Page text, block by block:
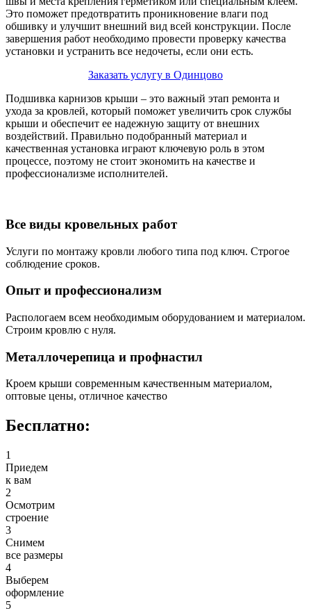
Это поможет предотвратить проникновение влаги под
обшивку и улучшит внешний вид всей конструкции. После
завершения работ необходимо провести проверку качества
установки и устранить все недочеты, если они есть.
Заказать услугу в Одинцово
Подшивка карнизов крыши – это важный этап ремонта и
ухода за кровлей, который поможет увеличить срок службы
крыши и обеспечит ее надежную защиту от внешних
воздействий. Правильно подобранный материал и
качественная установка играют ключевую роль в этом
процессе, поэтому не стоит экономить на качестве и
профессионализме исполнителей.
Все виды кровельных работ
Услуги по монтажу кровли любого типа под ключ. Строгое
соблюдение сроков.
Опыт и профессионализм
Распологаем всем необходимым оборудованием и материалом.
Строим кровлю с нуля.
Металлочерепица и профнастил
Кроем крыши современным качественным материалом,
оптовые цены, отличное качество
Бесплатно:
1
Приедем
к вам
2
Осмотрим
строение
3
Снимем
все размеры
4
Выберем
оформление
5